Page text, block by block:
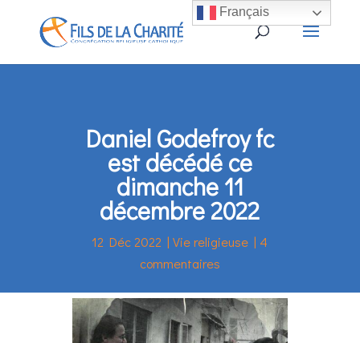
Daniel Godefroy fc
est décédé ce
dimanche 11
décembre 2022
12 Déc 2022 |Vie religieuse | 4
commentaires
Français